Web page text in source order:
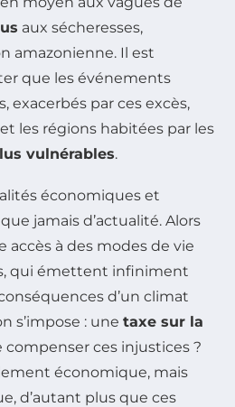
aux sécheresses,
amazonienne. Il est
que les événements
exacerbés par ces excès,
les régions habitées par les
vulnérables.
économiques et
jamais d’actualité. Alors
accès à des modes de vie
qui émettent infiniment
d’un climat
s’impose : une taxe sur la
compenser ces injustices ?
économique, mais
d’autant plus que ces